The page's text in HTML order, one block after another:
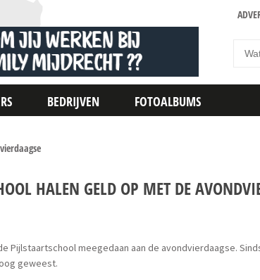
BEDRIJVEN FOTOALBUMS
HALEN GELD OP MET DE
Pijlstaartschool meegedaan aan de avondvierdaagse.
geweest.